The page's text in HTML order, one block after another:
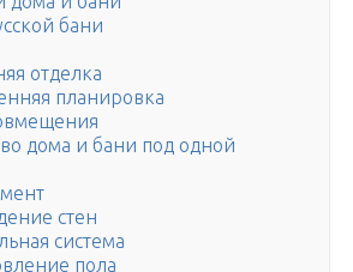
бани
отделка
планировка
дома и бани под одной
стен
система
пола